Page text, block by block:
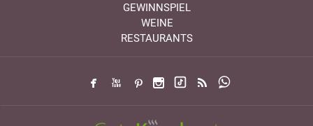
GEWINNSPIEL
WEINE
RESTAURANTS